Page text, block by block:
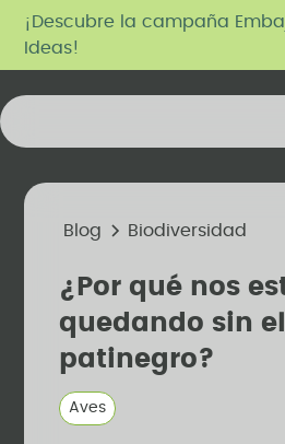
¡Descubre la campaña
Ideas!
Blog Biodiversidad
¿Por qué nos
quedando sin
patinegro?
Aves